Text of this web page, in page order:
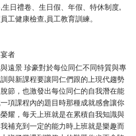
生日禮卷、生日假、年假、特休制度,
工健康檢查,員工教育訓練。
者
遠景 珍豪對於每位同仁不同特質與專
與新課程要讓同仁們跟的上現代趨勢
節，也激發出每位同仁的自我潛在能
項課程內的題目時那種成就感會讓你
耀，每天上班就是在累積自我知識與
補充到一定的能力時上班就是樂趣而